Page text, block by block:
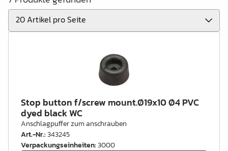
Stop button f/screw mount.Ø19x10 Ø4 PVC
dyed black WC
Anschlagpuffer zum anschrauben
Art.-Nr.:343245
Verpackungseinheiten:3000